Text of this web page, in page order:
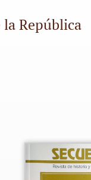
la República